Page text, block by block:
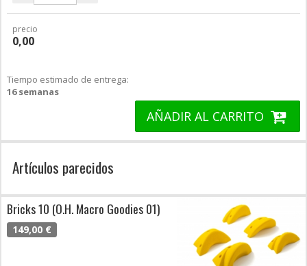
precio
0,00
Tiempo estimado de entrega:
16 semanas
AÑADIR AL CARRITO
Artículos parecidos
Bricks 10 (O.H. Macro Goodies 01)
149,00 €